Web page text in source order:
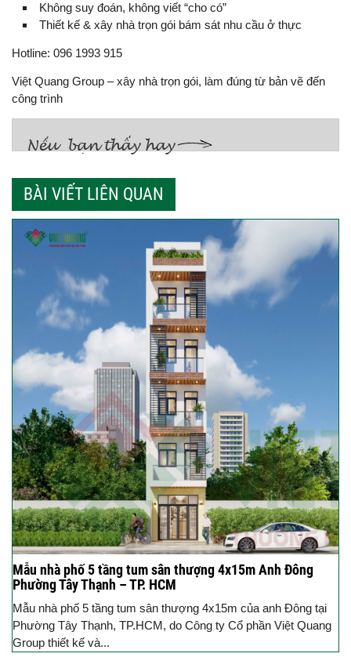
Không suy đoán, không viết “cho có”
Thiết kế & xây nhà trọn gói bám sát nhu cầu ở thực
Hotline: 096 1993 915
Việt Quang Group – xây nhà trọn gói, làm đúng từ bản vẽ đến
công trình
BÀI VIẾT LIÊN QUAN
Mẫu nhà phố 5 tầng tum sân thượng 4x15m Anh Đông
Phường Tây Thạnh – TP. HCM
Mẫu nhà phố 5 tầng tum sân thượng 4x15m của anh Đông tại
Phường Tây Thạnh, TP.HCM, do Công ty Cổ phần Việt Quang
Group thiết kế và...